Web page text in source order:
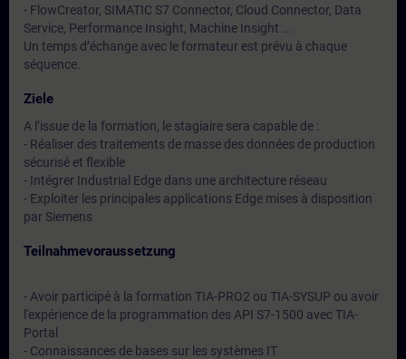
- FlowCreator, SIMATIC S7 Connector, Cloud Connector, Data
Service, Performance Insight, Machine Insight ...
Un temps d’échange avec le formateur est prévu à chaque
séquence.
Ziele
A l’issue de la formation, le stagiaire sera capable de :
- Réaliser des traitements de masse des données de production
sécurisé et flexible
- Intégrer Industrial Edge dans une architecture réseau
- Exploiter les principales applications Edge mises à disposition
par Siemens
Teilnahmevoraussetzung
- Avoir participé à la formation TIA-PRO2 ou TIA-SYSUP ou avoir
l'expérience de la programmation des API S7-1500 avec TIA-
Portal
- Connaissances de bases sur les systèmes IT